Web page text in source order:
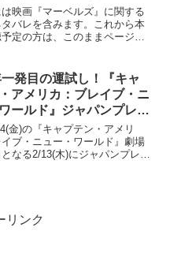
ガ展開に関する考察
映画『マーベルズ』に関する
バレを含みます。これから本
定の方は、このままページを
発目の運試し！『キャ
アメリカ：ブレイブ・ニ
ールド』ジャパンプレミ
るキャンペーンが
時から2時間限定で開
金)の『キャプテン・アメリ
ブ・ニュー・ワールド』劇場
なる2/13(木)にジャパンプレミ
リンク